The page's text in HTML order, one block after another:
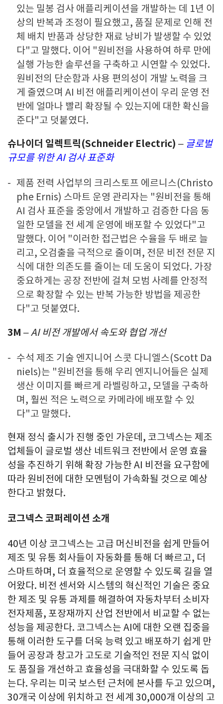
있는 밀봉 검사 애플리케이션을 개발하는 데 1년 이
상의 반복과 조정이 필요했고, 품질 문제로 인해 전
체 배치 반품과 상당한 재료 낭비가 발생할 수 있었
다"고 말했다. 이어 "원비전을 사용하여 하루 만에
실행 가능한 솔루션을 구축하고 시연할 수 있었다.
원비전의 단순함과 사용 편의성이 개발 노력을 크
게 줄였으며 AI 비전 애플리케이션이 우리 운영 전
반에 얼마나 빨리 확장될 수 있는지에 대한 확신을
준다"고 덧붙였다.
슈나이더 일렉트릭(Schneider Electric) – 글로벌
규모를 위한 AI 검사 표준화
제품 전력 사업부의 크리스토프 에르니스(Christo
phe Ernis) 스마트 운영 관리자는 "원비전을 통해
AI 검사 표준을 중앙에서 개발하고 검증한 다음 동
일한 모델을 전 세계 운영에 배포할 수 있었다"고
말했다. 이어 "이러한 접근법은 수율을 두 배로 늘
리고, 오검출을 극적으로 줄이며, 전문 비전 전문 지
식에 대한 의존도를 줄이는 데 도움이 되었다. 가장
중요하게는 공장 전반에 걸쳐 모범 사례를 안정적
으로 확장할 수 있는 반복 가능한 방법을 제공한
다"고 덧붙였다.
3M – AI 비전 개발에서 속도와 협업 개선
수석 제조 기술 엔지니어 스콧 다니엘스(Scott Da
niels)는 "원비전을 통해 우리 엔지니어들은 실제
생산 이미지를 빠르게 라벨링하고, 모델을 구축하
며, 훨씬 적은 노력으로 카메라에 배포할 수 있
다"고 말했다.
현재 정식 출시가 진행 중인 가운데, 코그넥스는 제조
업체들이 글로벌 생산 네트워크 전반에서 운영 효율
성을 추진하기 위해 확장 가능한 AI 비전을 요구함에
따라 원비전에 대한 모멘텀이 가속화될 것으로 예상
한다고 밝혔다.
코그넥스 코퍼레이션 소개
40년 이상 코그넥스는 고급 머신비전을 쉽게 만들어
제조 및 유통 회사들이 자동화를 통해 더 빠르고, 더
스마트하며, 더 효율적으로 운영할 수 있도록 길을 열
어왔다. 비전 센서와 시스템의 혁신적인 기술은 중요
한 제조 및 유통 과제를 해결하여 자동차부터 소비자
전자제품, 포장재까지 산업 전반에서 비교할 수 없는
성능을 제공한다. 코그넥스는 AI에 대한 오랜 집중을
통해 이러한 도구를 더욱 능력 있고 배포하기 쉽게 만
들어 공장과 창고가 고도로 기술적인 전문 지식 없이
도 품질을 개선하고 효율성을 극대화할 수 있도록 돕
는다. 우리는 미국 보스턴 근처에 본사를 두고 있으며,
30개국 이상에 위치하고 전 세계 30,000개 이상의 고